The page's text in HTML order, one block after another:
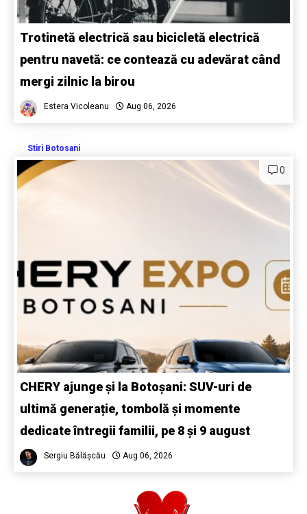
Trotinetă electrică sau bicicletă electrică
pentru navetă: ce contează cu adevărat când
mergi zilnic la birou
Estera Vicoleanu Aug 06, 2026
Stiri Botosani
0
CHERY ajunge și la Botoșani: SUV-uri de
ultimă generație, tombolă și momente
dedicate întregii familii, pe 8 și 9 august
Sergiu Bălășcău Aug 06, 2026